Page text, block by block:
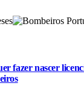
fazer nascer